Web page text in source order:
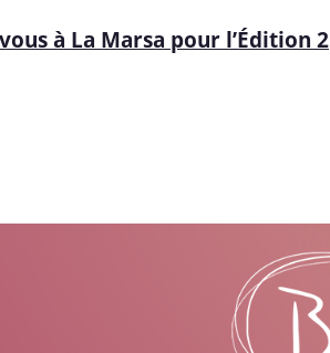
à La Marsa pour l’Édition 2